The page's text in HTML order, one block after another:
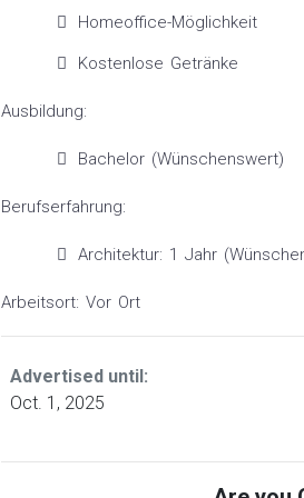
Homeoffice-Möglichkeit
Kostenlose Getränke
Ausbildung:
Bachelor (Wünschenswert)
Berufserfahrung:
Architektur: 1 Jahr
Arbeitsort: Vor Ort
Advertised until:
Oct. 1, 2025